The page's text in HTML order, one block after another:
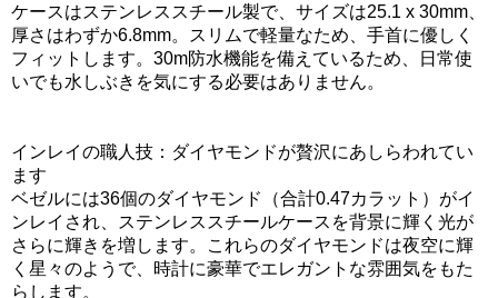
ケースはステンレススチール製で、サイズは25.1 x 30mm、
厚さはわずか6.8mm。スリムで軽量なため、手首に優しく
フィットします。30m防水機能を備えているため、日常使
いでも水しぶきを気にする必要はありません。
インレイの職人技：ダイヤモンドが贅沢にあしらわれてい
ます
ベゼルには36個のダイヤモンド（合計0.47カラット）がイ
ンレイされ、ステンレススチールケースを背景に輝く光が
さらに輝きを増します。これらのダイヤモンドは夜空に輝
く星々のようで、時計に豪華でエレガントな雰囲気をもた
らします。